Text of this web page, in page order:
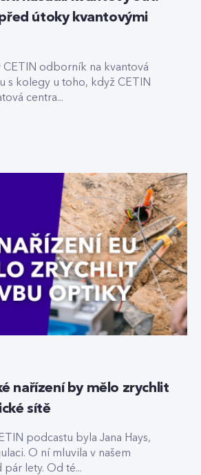
útoky kvantovými
CETIN odborník na kvantová
s kolegy u toho, když CETIN
centra...
nařízení by mělo zrychlit
sítě
podcastu byla Jana Hays,
O ní mluvila v našem
lety. Od té...